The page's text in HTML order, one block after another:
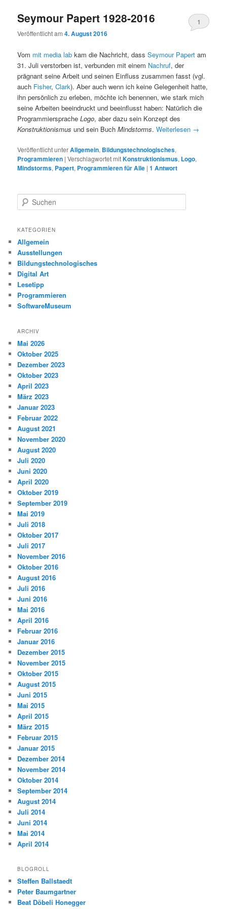
Seymour Papert 1928-2016
Veröffentlicht am4. August 2016
1
Vom mit media lab kam die Nachricht, dassSeymour Papert am
31. Juli verstorben ist, verbunden mit einem Nachruf, der
prägnant seine Arbeit und seinen Einfluss zusammen fasst (vgl.
auch Fisher,Clark). Aber auch wenn ich keine Gelegenheit hatte,
ihn persönlich zu erleben, möchte ich benennen, wie stark mich
seine Arbeiten beeindruckt und beeinflusst haben: Natürlich die
ProgrammierspracheLogo, aber dazu sein Konzept des
Konstruktionismus und sein BuchMindstorms.Weiterlesen →
Veröffentlicht unterAllgemein, Bildungstechnologisches,
Programmieren |Verschlagwortet mitKonstruktionismus, Logo,
Mindstorms, Papert, Programmieren für Alle |1 Antwort
u
h
n
KATEGORIEN
Allgemein
Ausstellungen
Bildungstechnologisches
Digital Art
Lesetipp
Programmieren
SoftwareMuseum
ARCHIV
Mai 2026
Oktober 2025
Dezember 2023
Oktober 2023
April 2023
März 2023
Januar 2023
Februar 2022
August 2021
November 2020
August 2020
Juli 2020
Juni 2020
April 2020
Oktober 2019
September 2019
Mai 2019
Juli 2018
Oktober 2017
Juli 2017
November 2016
Oktober 2016
August 2016
Juli 2016
Juni 2016
Mai 2016
April 2016
Februar 2016
Januar 2016
Dezember 2015
November 2015
Oktober 2015
August 2015
Juni 2015
Mai 2015
April 2015
März 2015
Februar 2015
Januar 2015
Dezember 2014
November 2014
Oktober 2014
September 2014
August 2014
Juli 2014
Juni 2014
Mai 2014
April 2014
BLOGROLL
Steffen Ballstaedt
Peter Baumgartner
Beat Döbeli Honegger